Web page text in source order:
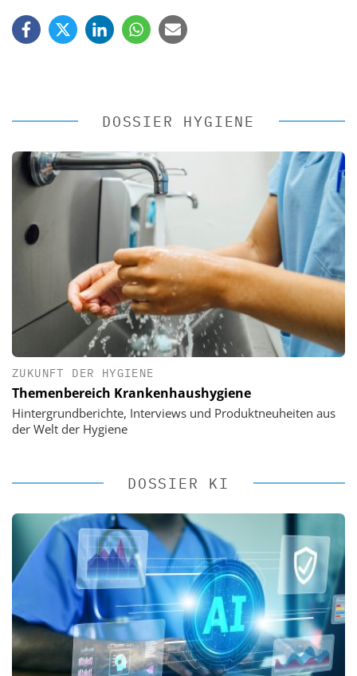
DOSSIER HYGIENE
ZUKUNFT DER HYGIENE
Themenbereich Krankenhaushygiene
Hintergrundberichte, Interviews und Produktneuheiten aus
der Welt der Hygiene
DOSSIER KI